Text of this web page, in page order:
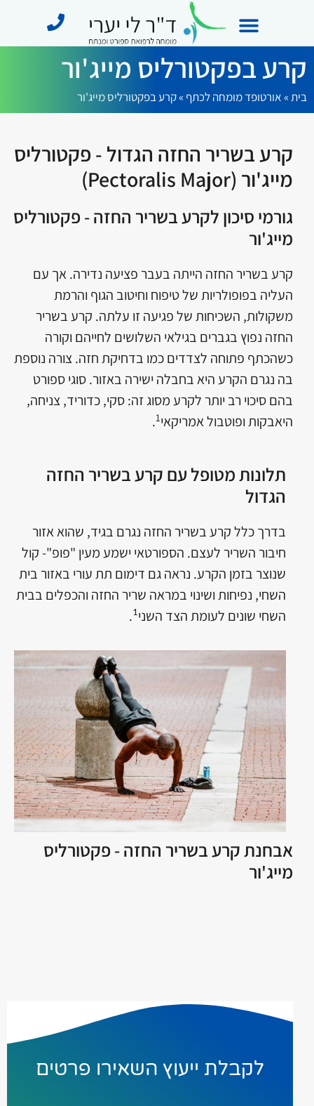
קרע בפקטורליס מייג'ור
בית»אורטופד מומחה לכתף​ »קרע בפקטורליס מייג'ור
קרע בשריר החזה הגדול - פקטורליס
מייג'ור (Pectoralis Major)
גורמי סיכון לקרע בשריר החזה - פקטורליס
מייג'ור
קרע בשריר החזה הייתה בעבר פציעה נדירה. אך עם
העליה בפופולריות של טיפוח וחיטוב הגוף והרמת
משקולות, השכיחות של פגיעה זו עלתה. קרע בשריר
החזה נפוץ בגברים בגילאי השלושים לחייהם וקורה
כשהכתף פתוחה לצדדים כמו בדחיקת חזה. צורה נוספת
בה נגרם הקרע היא בחבלה ישירה באזור. סוגי ספורט
בהם סיכוי רב יותר לקרע מסוג זה: סקי, כדוריד, צניחה,
היאבקות ופוטבול אמריקאי1
.
תלונות מטופל עם קרע בשריר החזה
הגדול
בדרך כלל קרע בשריר החזה נגרם בגיד, שהוא אזור
חיבור השריר לעצם. הספורטאי ישמע מעין "פופ"- קול
שנוצר בזמן הקרע. נראה גם דימום תת עורי באזור בית
השחי, נפיחות ושינוי במראה שריר החזה והכפלים בבית
השחי שונים לעומת הצד השני1
.
אבחנת קרע בשריר החזה - פקטורליס
מייג'ור
לקבלת ייעוץ השאירו פרטים